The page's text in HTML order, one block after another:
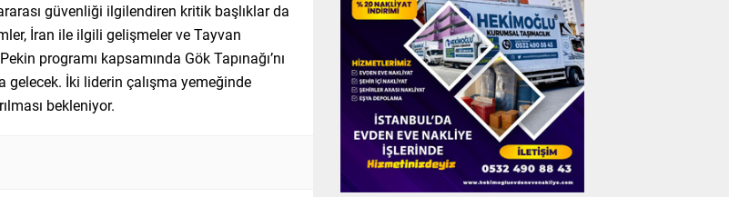
güvenliği ilgilendiren kritik başlıklar da
İran ile ilgili gelişmeler ve Tayvan
programı kapsamında Gök Tapınağı’nı
İki liderin çalışma yemeğinde
bekleniyor.